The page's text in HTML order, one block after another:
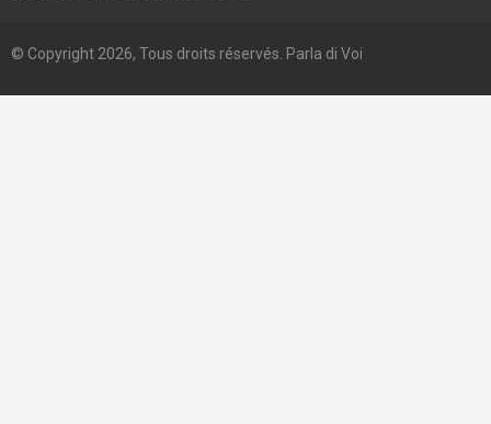
© Copyright 2026, Tous droits réservés. Parla di Voi